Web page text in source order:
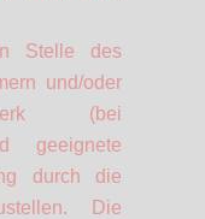
Stelle des
und/oder
(bei
geeignete
durch die
Die